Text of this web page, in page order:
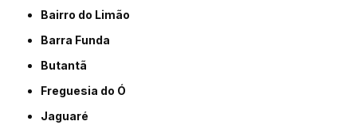
Bairro do Limão
Barra Funda
Butantã
Freguesia do Ó
Jaguaré